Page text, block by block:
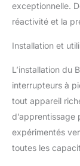
exceptionnelle.
réactivité et la
Installation et
L’installation du
interrupteurs à
tout appareil
d’apprentissage
expérimentés
toutes les